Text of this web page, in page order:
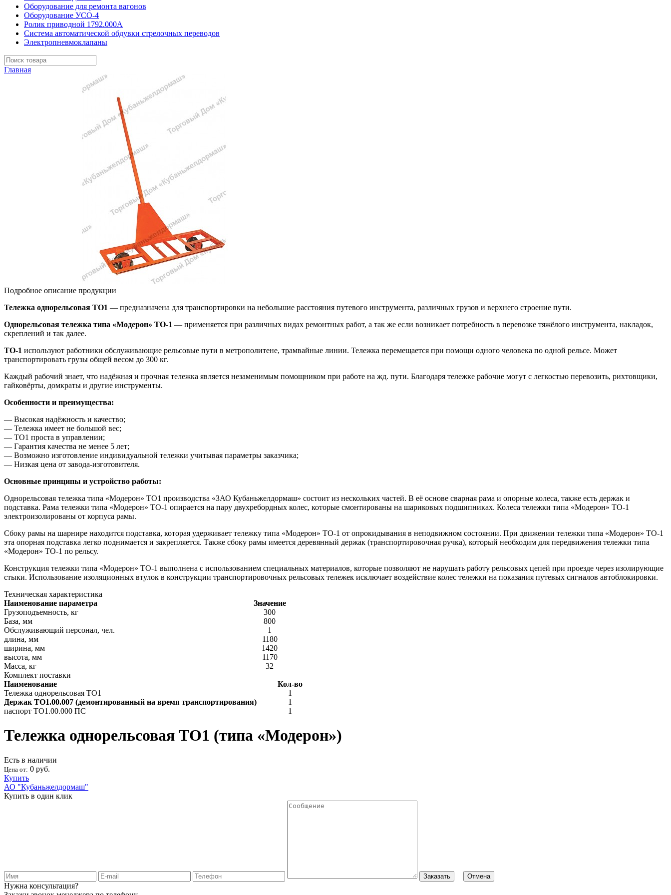
Оборудование для ремонта вагонов
Оборудование УСО-4
Ролик приводной 1792.000А
Система автоматической обдувки стрелочных переводов
Электропневмоклапаны
Главная
Подробное описание продукции
Тележка однорельсовая ТО1 — предназначена для транспортировки на небольшие расстояния путевого инструмента, различных грузов и верхнего строение пути.
Однорельсовая тележка типа «Модерон» ТО-1 — применяется при различных видах ремонтных работ, а так же если возникает потребность в перевозке тяжёлого инструмента, накладок,
скреплений и так далее.
ТО-1 используют работники обслуживающие рельсовые пути в метрополитене, трамвайные линии. Тележка перемещается при помощи одного человека по одной рельсе. Может
транспортировать грузы общей весом до 300 кг.
Каждый рабочий знает, что надёжная и прочная тележка является незаменимым помощником при работе на жд. пути. Благодаря тележке рабочие могут с легкостью перевозить, рихтовщики,
гайковёрты, домкраты и другие инструменты.
Особенности и преимущества:
— Высокая надёжность и качество;
— Тележка имеет не большой вес;
— ТО1 проста в управлении;
— Гарантия качества не менее 5 лет;
— Возможно изготовление индивидуальной тележки учитывая параметры заказчика;
— Низкая цена от завода-изготовителя.
Основные принципы и устройство работы:
Однорельсовая тележка типа «Модерон» ТО1 производства «ЗАО Кубаньжелдормаш» состоит из нескольких частей. В её основе сварная рама и опорные колеса, также есть держак и
подставка. Рама тележки типа «Модерон» ТО-1 опирается на пару двухребордных колес, которые смонтированы на шариковых подшипниках. Колеса тележки типа «Модерон» ТО-1
электроизолированы от корпуса рамы.
Сбоку рамы на шарнире находится подставка, которая удерживает тележку типа «Модерон» ТО-1 от опрокидывания в неподвижном состоянии. При движении тележки типа «Модерон» ТО-1
эта опорная подставка легко поднимается и закрепляется. Также сбоку рамы имеется деревянный держак (транспортировочная ручка), который необходим для передвижения тележки типа
«Модерон» ТО-1 по рельсу.
Конструкция тележки типа «Модерон» ТО-1 выполнена с использованием специальных материалов, которые позволяют не нарушать работу рельсовых цепей при проезде через изолирующие
стыки. Использование изоляционных втулок в конструкции транспортировочных рельсовых тележек исключает воздействие колес тележки на показания путевых сигналов автоблокировки.
Техническая характеристика
Наименование параметра
Значение
Грузоподъемность, кг
300
База, мм
800
Обслуживающий персонал, чел.
1
длина, мм
1180
ширина, мм
1420
высота, мм
1170
Масса, кг
32
Комплект поставки
Наименование
Кол-во
Тележка однорельсовая ТО1
1
Держак ТО1.00.007 (демонтированный на время транспортирования)
1
паспорт ТО1.00.000 ПС
1
Тележка однорельсовая ТО1 (типа «Модерон»)
Есть в наличии
Цена от: 0 руб.
Купить
АО "Кубаньжелдормаш"
Купить в один клик
Заказать Отмена
Нужна консультация?